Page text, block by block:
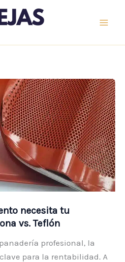
necesita tu
vs. Teflón
profesional, la
para la rentabilidad. A